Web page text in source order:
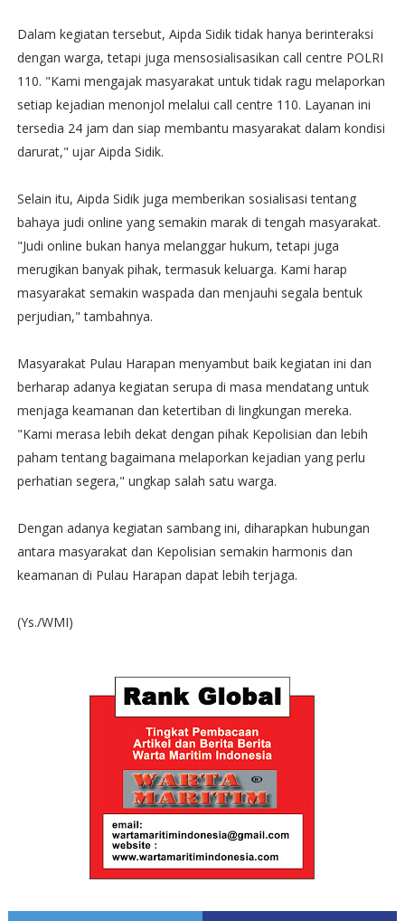
Dalam kegiatan tersebut, Aipda Sidik tidak hanya berinteraksi
dengan warga, tetapi juga mensosialisasikan call centre POLRI
110. "Kami mengajak masyarakat untuk tidak ragu melaporkan
setiap kejadian menonjol melalui call centre 110. Layanan ini
tersedia 24 jam dan siap membantu masyarakat dalam kondisi
darurat," ujar Aipda Sidik.
Selain itu, Aipda Sidik juga memberikan sosialisasi tentang
bahaya judi online yang semakin marak di tengah masyarakat.
"Judi online bukan hanya melanggar hukum, tetapi juga
merugikan banyak pihak, termasuk keluarga. Kami harap
masyarakat semakin waspada dan menjauhi segala bentuk
perjudian," tambahnya.
Masyarakat Pulau Harapan menyambut baik kegiatan ini dan
berharap adanya kegiatan serupa di masa mendatang untuk
menjaga keamanan dan ketertiban di lingkungan mereka.
"Kami merasa lebih dekat dengan pihak Kepolisian dan lebih
paham tentang bagaimana melaporkan kejadian yang perlu
perhatian segera," ungkap salah satu warga.
Dengan adanya kegiatan sambang ini, diharapkan hubungan
antara masyarakat dan Kepolisian semakin harmonis dan
keamanan di Pulau Harapan dapat lebih terjaga.
(Ys./WMI)